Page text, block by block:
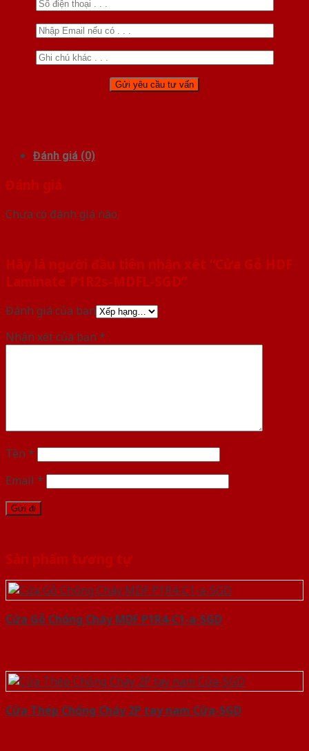
Đánh giá (0)
Đánh giá
Chưa có đánh giá nào.
Hãy là người đầu tiên nhận xét “Cửa Gỗ HDF
Laminate P1R2s-MDFL-SGD”
Đánh giá của bạn
Nhận xét của bạn *
Tên *
Email *
Sản phẩm tương tự
Cửa Gỗ Chống Cháy MDF P1R4-C1-a-SGD
Cửa Thép Chống Cháy 2P tay nam Cửa-SGD